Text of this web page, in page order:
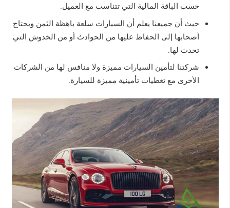
حسب الباقة المالية التي تتناسب مع العميل.
حيث أن جميعنا يعلم أن السيارات سلعة باهظة الثمن ويحتاج
أصحابها إلى الحفاظ عليها من الحوادث أو من الخدوش التي
تحدث لها.
شركتنا لتأمين السيارات مميزة ولا منافس لها من الشركات
الأخرى مع تغطيات تأمينية مميزة للسيارة.